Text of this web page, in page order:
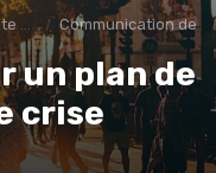
Communication de
un plan de
crise